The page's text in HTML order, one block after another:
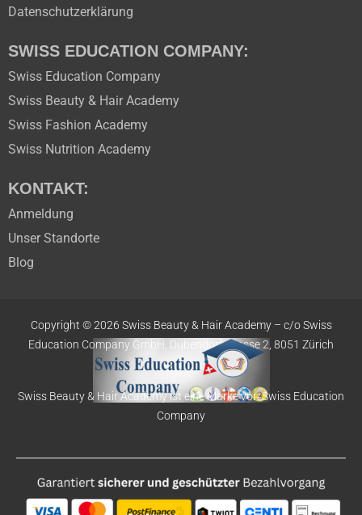
Datenschutzerklärung
SWISS EDUCATION COMPANY:
Swiss Education Company
Swiss Beauty & Hair Academy
Swiss Fashion Academy
Swiss Nutrition Academy
KONTAKT:
Anmeldung
Unser Standorte
Blog
Copyright © 2026 Swiss Beauty & Hair Academy – c/o Swiss
Education Company GmbH, Dübendorfstrasse 2, 8051 Zürich
Swiss Beauty & Hair Academy ist eine Marke von Swiss Education
Company